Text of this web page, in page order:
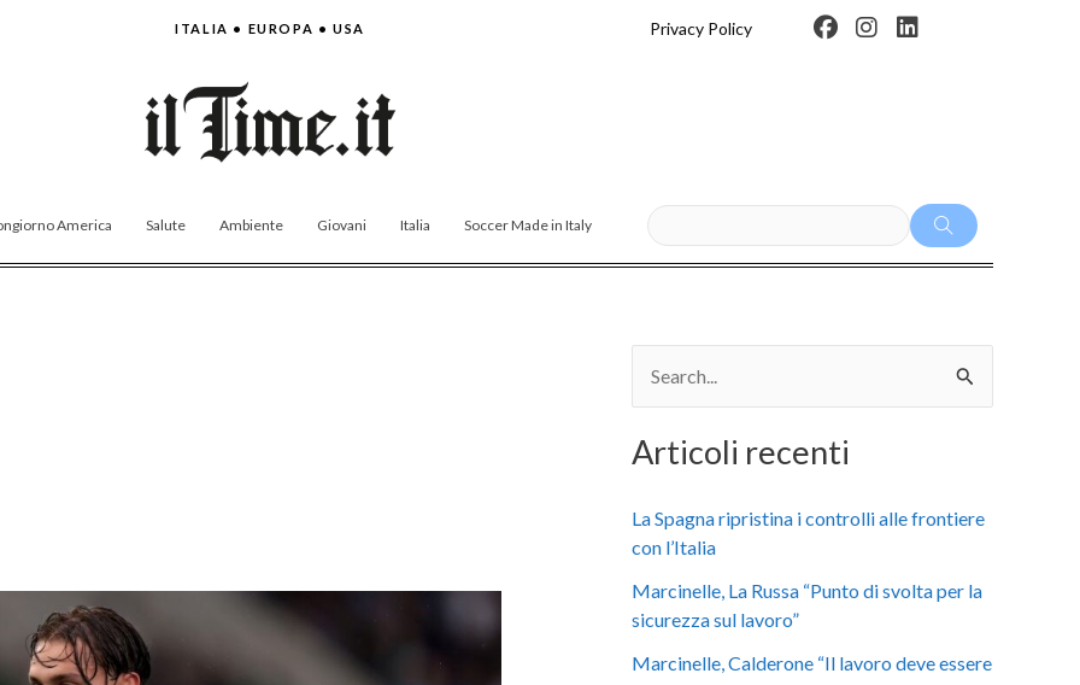
ITALIA • EUROPA • USA Privacy Policy
F
I
L
America Salute Ambiente Giovani Italia Soccer Made in Italy
r
Articoli recenti
La Spagna ripristina i controlli alle frontiere
con l’Italia
Marcinelle, La Russa “Punto di svolta per la
sicurezza sul lavoro”
Marcinelle, Calderone “Il lavoro deve essere